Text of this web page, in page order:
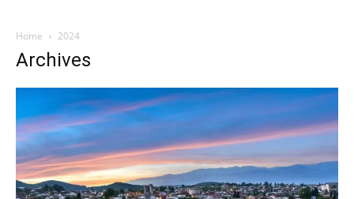
Home 2024
Archives